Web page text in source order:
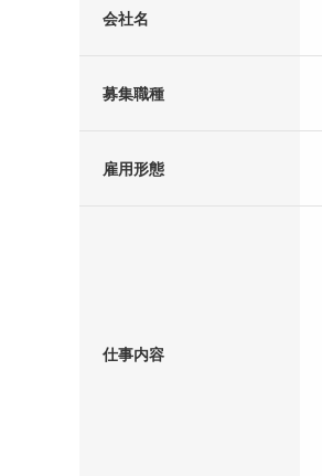
会社名
募集職種
雇用形態
仕事内容